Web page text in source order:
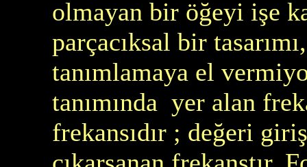
olmayan bir öğeyi işe
parçacıksal bir
tanımlamaya el
tanımında yer alan
frekansıdır ; değeri